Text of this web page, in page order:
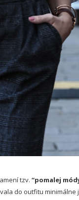
tzv. “pomalej
do outfitu minimálne